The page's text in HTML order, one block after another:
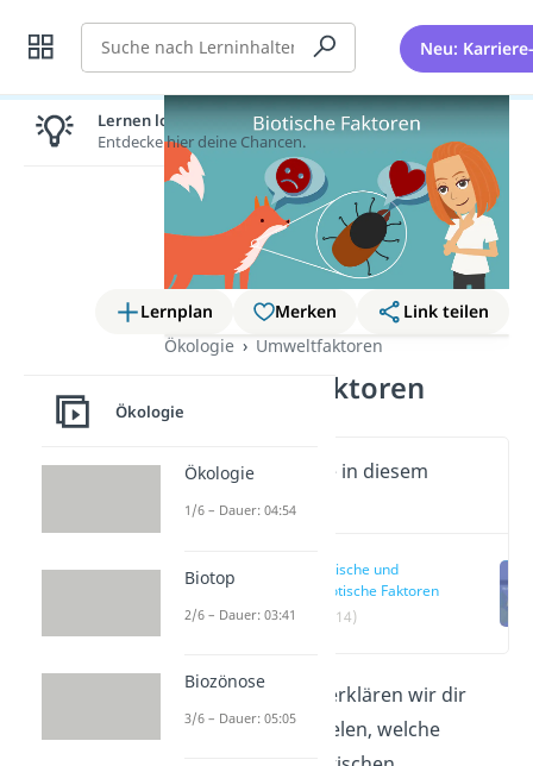
Suche Neu:
Lernplan Merken
Link teilen
Ökologie
Umweltfaktoren
Biotische Faktoren
Wichtige Inhalte in diesem
Video
Biotische und
abiotische Faktoren
(00:14)
In diesem Beitrag erklären wir dir
anhand von Beispielen, welche
Lernen lohnt sich!
Entdecke hier deine Chancen.
Ökologie
Ökologie
1/6 – Dauer: 04:54
Biotop
2/6 – Dauer: 03:41
Biozönose
3/6 – Dauer: 05:05